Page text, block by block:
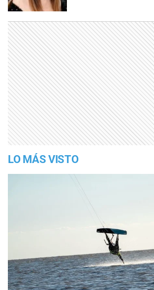
LO MÁS VISTO